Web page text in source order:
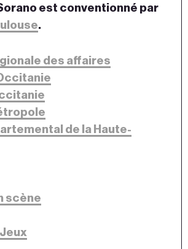
est conventionné par
.
des affaires
de la Haute-
scène